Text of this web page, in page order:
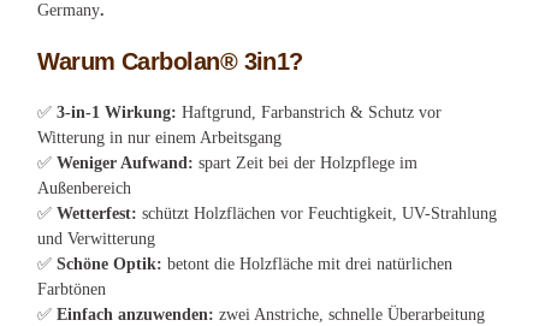
Germany.
Warum Carbolan® 3in1?
✅3-in-1 Wirkung: Haftgrund, Farbanstrich & Schutz vor
Witterung in nur einem Arbeitsgang
✅Weniger Aufwand: spart Zeit bei der Holzpflege im
Außenbereich
✅Wetterfest: schützt Holzflächen vor Feuchtigkeit, UV-Strahlung
und Verwitterung
✅Schöne Optik: betont die Holzfläche mit drei natürlichen
Farbtönen
✅Einfach anzuwenden: zwei Anstriche, schnelle Überarbeitung